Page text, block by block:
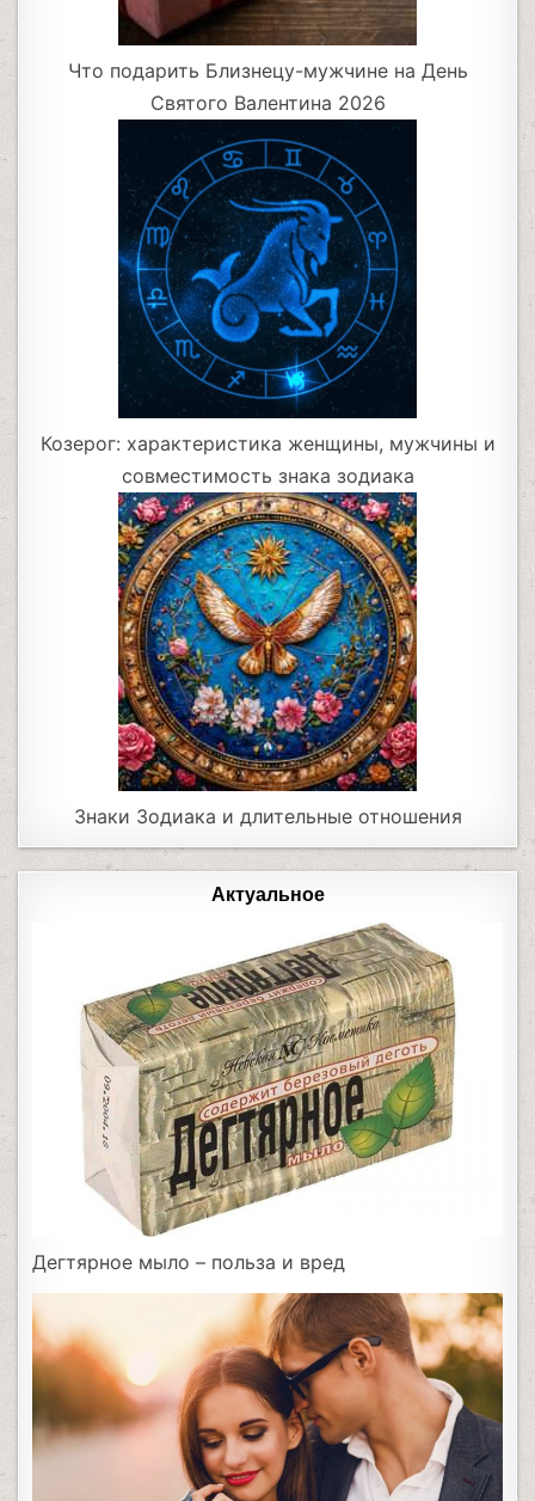
Что подарить Близнецу-мужчине на День
Святого Валентина 2026
Козерог: характеристика женщины, мужчины и
совместимость знака зодиака
Знаки Зодиака и длительные отношения
Актуальное
Дегтярное мыло – польза и вред